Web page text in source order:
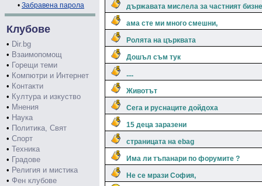
• Забравена парола
Клубове
• Dir.bg
• Взаимопомощ
• Горещи теми
• Компютри и Интернет
• Контакти
• Култура и изкуство
• Мнения
• Наука
• Политика, Свят
• Спорт
• Техника
• Градове
• Религия и мистика
• Фен клубове
държавата мислела за частният
ама сте ми много смешни,
Ролята на църквата
Дошъл съм тук
....
Животът
Сега и руснаците дойдоха
15 деца заразени
страницата на ebag
Има ли тъпанари по форумите ?
Не се мрази София,